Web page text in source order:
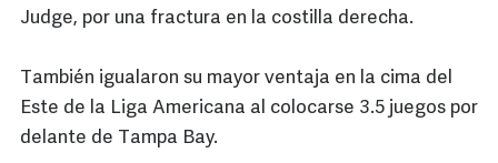
Judge, por una fractura en la costilla derecha.
También igualaron su mayor ventaja en la cima del
Este de la Liga Americana al colocarse 3.5 juegos por
delante de Tampa Bay.